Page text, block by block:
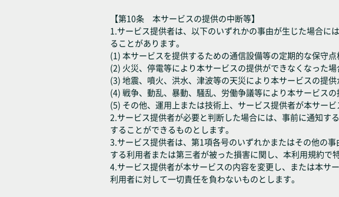
【第10条 本サービスの提供の中断等】
1.サービス提供者は、以下のいずれかの事由が生じた場合に
ることがあります。
(1) 本サービスを提供するための通信設備等の定期的な保守
(2) 火災、停電等により本サービスの提供ができなくなった場
(3) 地震、噴火、洪水、津波等の天災により本サービスの提
(4) 戦争、動乱、暴動、騒乱、労働争議等により本サービス
(5) その他、運用上または技術上、サービス提供者が本サー
2.サービス提供者が必要と判断した場合には、事前に通知す
することができるものとします。
3.サービス提供者は、第1項各号のいずれかまたはその他の
する利用者または第三者が被った損害に関し、本利用規約で
4.サービス提供者が本サービスの内容を変更し、または本サ
利用者に対して一切責任を負わないものとします。